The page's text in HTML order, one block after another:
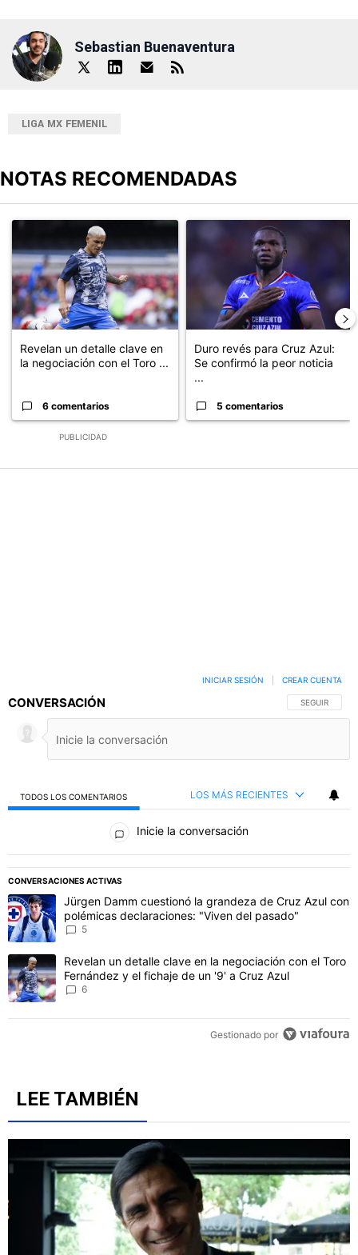
Sebastian Buenaventura
LIGA MX FEMENIL
NOTAS RECOMENDADAS
PUBLICIDAD
Un artículo de tendencia con el título "Revelan un detalle clave
Revelan un detalle clave en
la negociación con el Toro ...
6 comentarios
Un artículo de tendencia con
Duro revés para Cruz Azul:
Se confirmó la peor noticia
...
5 comentarios
CONVERSACIÓN SIGA ESTA
SEGUIR
INICIAR SESIÓN CREAR CUENTA
TODOS LOS COMENTARIOS LOS MÁS RECIENTES
Todos los comentarios
Inicie la conversación
CONVERSACIONES ACTIVAS
Este listado muestra los artículos con más comentarios en los
Un artículo de tendencia con el título "Jürgen Damm cuestionó la
Jürgen Damm cuestionó la grandeza de Cruz Azul con
polémicas declaraciones: "Viven del pasado"
Un artículo de tendencia con el título "Revelan un detalle clave
Revelan un detalle clave en la negociación con el Toro
LEE TAMBIÉN